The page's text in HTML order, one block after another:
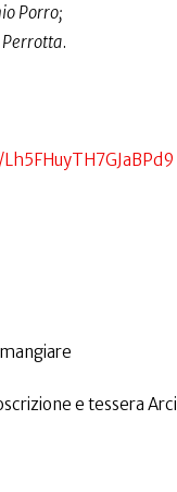
Porro;
Perrotta.
e tessera Arci